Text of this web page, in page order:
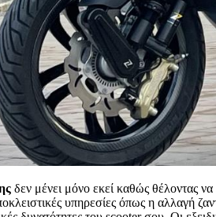
δεν μένει μόνο εκεί καθώς θέλοντας
υπηρεσίες όπως η αλλαγή